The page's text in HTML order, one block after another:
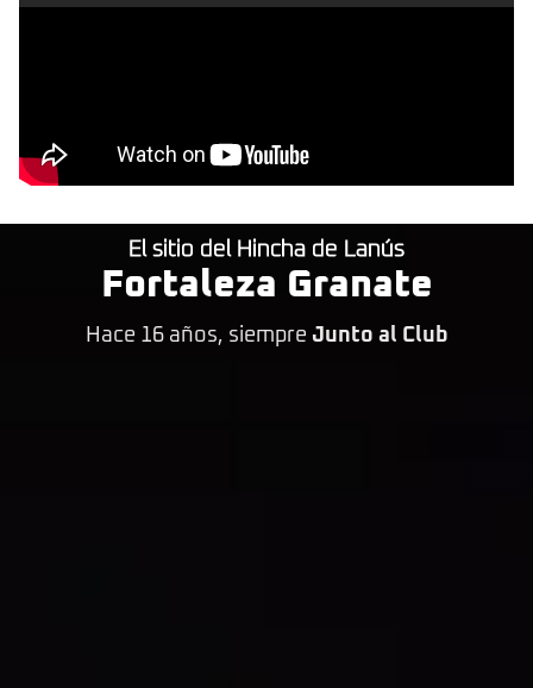
El sitio del Hincha de Lanús
Fortaleza Granate
Hace 16 años, siempre Junto al Club